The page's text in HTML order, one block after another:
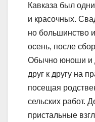
Кавказа был
и красочных.
но большинство
осень, после
Обычно юноши и
друг к другу на
посещая
сельских работ.
пристальные